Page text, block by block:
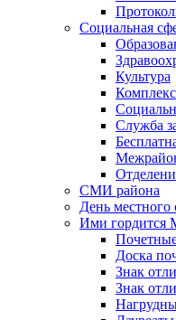
Социальная
Культура
Служба
СМИ района
День местного
Ими гордится
Доска
Знак
Знак